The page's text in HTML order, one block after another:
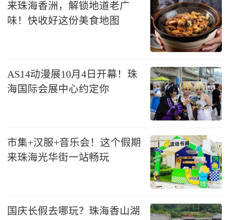
来珠海香洲，解锁地道老广
味！快收好这份美食地图
AS14动漫展10月4日开幕！珠
海国际会展中心约定你
市集+汉服+音乐会！这个假期
来珠海光华街一站畅玩
国庆长假去哪玩？珠海香山湖